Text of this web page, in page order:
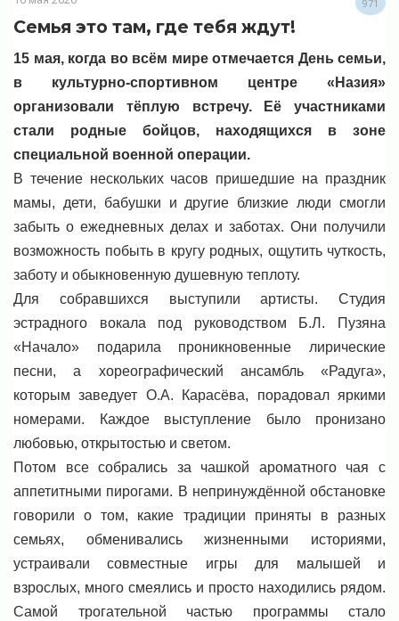
971
Семья это там, где тебя ждут!
15 мая, когда во всём мире отмечается День семьи,
в культурно-спортивном центре «Назия»
организовали тёплую встречу. Её участниками
стали родные бойцов, находящихся в зоне
специальной военной операции.
В течение нескольких часов пришедшие на праздник
мамы, дети, бабушки и другие близкие люди смогли
забыть о ежедневных делах и заботах. Они получили
возможность побыть в кругу родных, ощутить чуткость,
заботу и обыкновенную душевную теплоту.
Для собравшихся выступили артисты. Студия
эстрадного вокала под руководством Б.Л. Пузяна
«Начало» подарила проникновенные лирические
песни, а хореографический ансамбль «Радуга»,
которым заведует О.А. Карасёва, порадовал яркими
номерами. Каждое выступление было пронизано
любовью, открытостью и светом.
Потом все собрались за чашкой ароматного чая с
аппетитными пирогами. В непринуждённой обстановке
говорили о том, какие традиции приняты в разных
семьях, обменивались жизненными историями,
устраивали совместные игры для малышей и
взрослых, много смеялись и просто находились рядом.
Самой трогательной частью программы стало